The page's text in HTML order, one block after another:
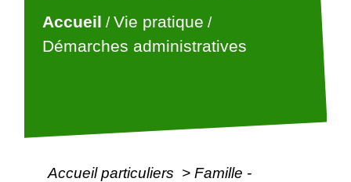
Accueil /Vie pratique /
Démarches administratives
Accueil particuliers > Famille -